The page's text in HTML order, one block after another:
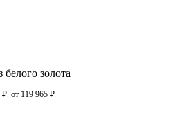
золота
₽ от 119 965 ₽